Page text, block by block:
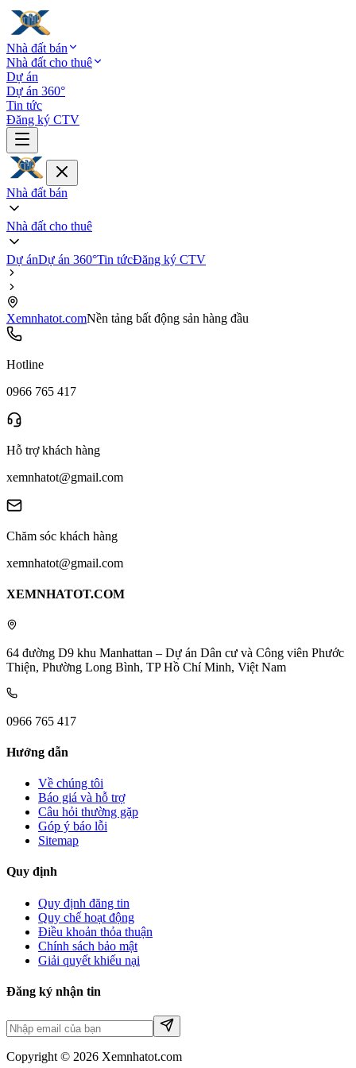
Nhà đất bán
Nhà đất cho thuê
Dự án
Dự án 360°
Tin tức
Đăng ký CTV
Nhà đất bán
Nhà đất cho thuê
Dự ánDự án 360°Tin tứcĐăng ký CTV
Xemnhatot.comNền tảng bất động sản hàng đầu
Hotline
0966 765 417
Hỗ trợ khách hàng
xemnhatot@gmail.com
Chăm sóc khách hàng
xemnhatot@gmail.com
XEMNHATOT.COM
64 đường D9 khu Manhattan – Dự án Dân cư và Công viên Phước
Thiện, Phường Long Bình, TP Hồ Chí Minh, Việt Nam
0966 765 417
Hướng dẫn
Về chúng tôi
Báo giá và hỗ trợ
Câu hỏi thường gặp
Góp ý báo lỗi
Sitemap
Quy định
Quy định đăng tin
Quy chế hoạt động
Điều khoản thỏa thuận
Chính sách bảo mật
Giải quyết khiếu nại
Đăng ký nhận tin
Copyright © 2026 Xemnhatot.com